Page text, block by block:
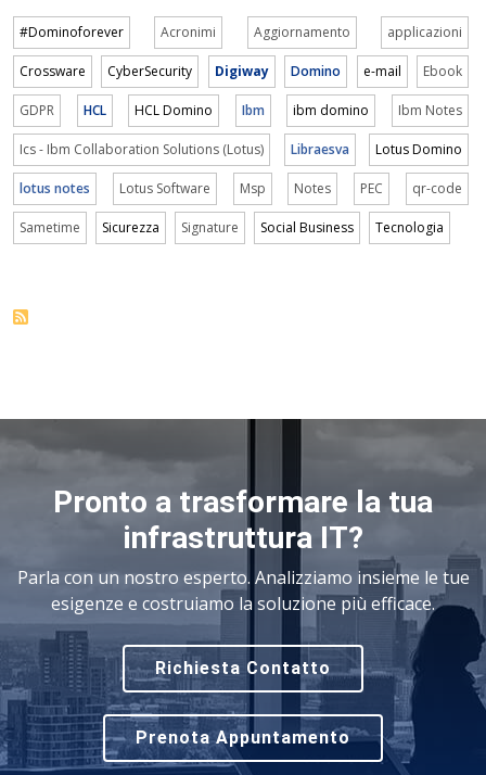
#Dominoforever Acronimi Aggiornamento applicazioni
Crossware CyberSecurity Digiway Domino e-mail Ebook
GDPR HCL HCL Domino Ibm ibm domino Ibm Notes
Ics - Ibm Collaboration Solutions (Lotus) Libraesva Lotus Domino
lotus notes Lotus Software Msp Notes PEC qr-code
Sametime Sicurezza Signature Social Business Tecnologia
Pronto a trasformare la tua
infrastruttura IT?
Parla con un nostro esperto. Analizziamo insieme le tue
esigenze e costruiamo la soluzione più efficace.
Richiesta Contatto
Prenota Appuntamento